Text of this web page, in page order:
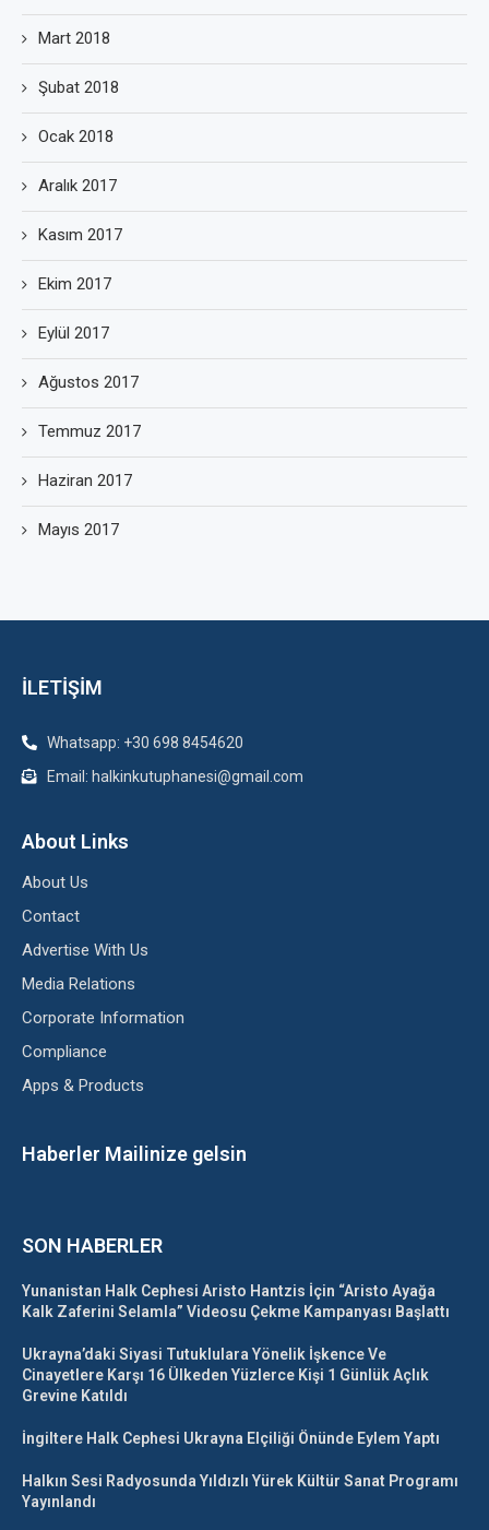
Mart 2018
Şubat 2018
Ocak 2018
Aralık 2017
Kasım 2017
Ekim 2017
Eylül 2017
Ağustos 2017
Temmuz 2017
Haziran 2017
Mayıs 2017
İLETİŞİM
Whatsapp: +30 698 8454620
Email: halkinkutuphanesi@gmail.com
About Links
About Us
Contact
Advertise With Us
Media Relations
Corporate Information
Compliance
Apps & Products
Haberler Mailinize gelsin
SON HABERLER
Yunanistan Halk Cephesi Aristo Hantzis İçin “Aristo Ayağa
Kalk Zaferini Selamla” Videosu Çekme Kampanyası Başlattı
Ukrayna’daki Siyasi Tutuklulara Yönelik İşkence Ve
Cinayetlere Karşı 16 Ülkeden Yüzlerce Kişi 1 Günlük Açlık
Grevine Katıldı
İngiltere Halk Cephesi Ukrayna Elçiliği Önünde Eylem Yaptı
Halkın Sesi Radyosunda Yıldızlı Yürek Kültür Sanat Programı
Yayınlandı